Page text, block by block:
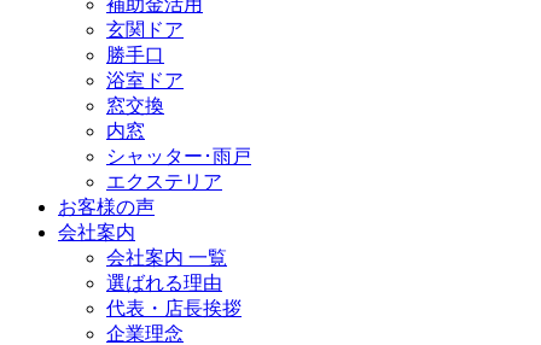
玄関ドア
勝手口
浴室ドア
窓交換
内窓
シャッター･雨戸
エクステリア
お客様の声
会社案内
会社案内 一覧
選ばれる理由
代表・店長挨拶
企業理念